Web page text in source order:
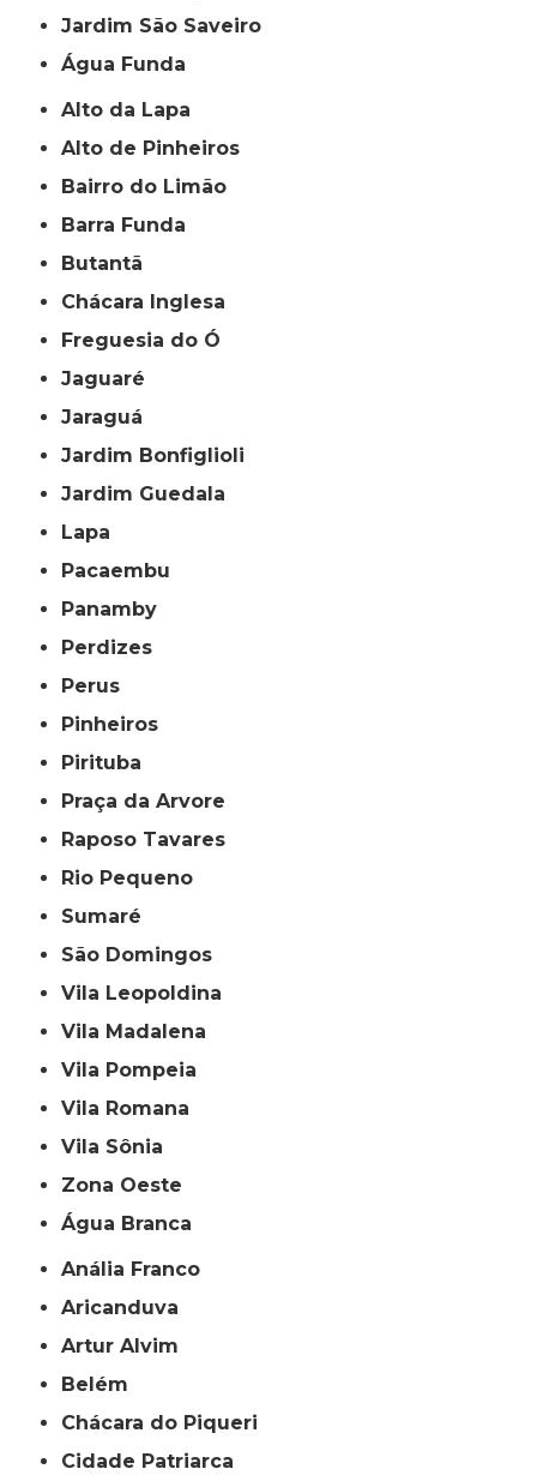
jardim São Saveiro
Água Funda
Alto da Lapa
Alto de Pinheiros
Bairro do Limão
Barra Funda
Butantã
Chácara Inglesa
Freguesia do Ó
Jaguaré
Jaraguá
Jardim Bonfiglioli
Jardim Guedala
Lapa
Pacaembu
Panamby
Perdizes
Perus
Pinheiros
Pirituba
Praça da Arvore
Raposo Tavares
Rio Pequeno
Sumaré
São Domingos
Vila Leopoldina
Vila Madalena
Vila Pompeia
Vila Romana
Vila Sônia
Zona Oeste
Água Branca
Anália Franco
Aricanduva
Artur Alvim
Belém
Chácara do Piqueri
Cidade Patriarca